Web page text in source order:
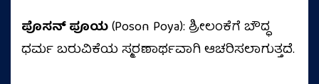
ಪೊಸನ್ ಪೂಯ(Poson Poya): ಶ್ರೀಲಂಕೆಗೆ ಬೌದ್ಧ
ಧರ್ಮ ಬರುವಿಕೆಯ ಸ್ಮರಣಾರ್ಥವಾಗಿ ಆಚರಿಸಲಾಗುತ್ತದೆ.